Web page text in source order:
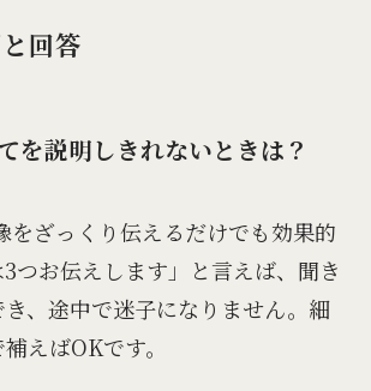
回答
を説明しきれないときは？
をざっくり伝えるだけでも効果的
つお伝えします」と言えば、聞き
、途中で迷子になりません。細
えばOKです。